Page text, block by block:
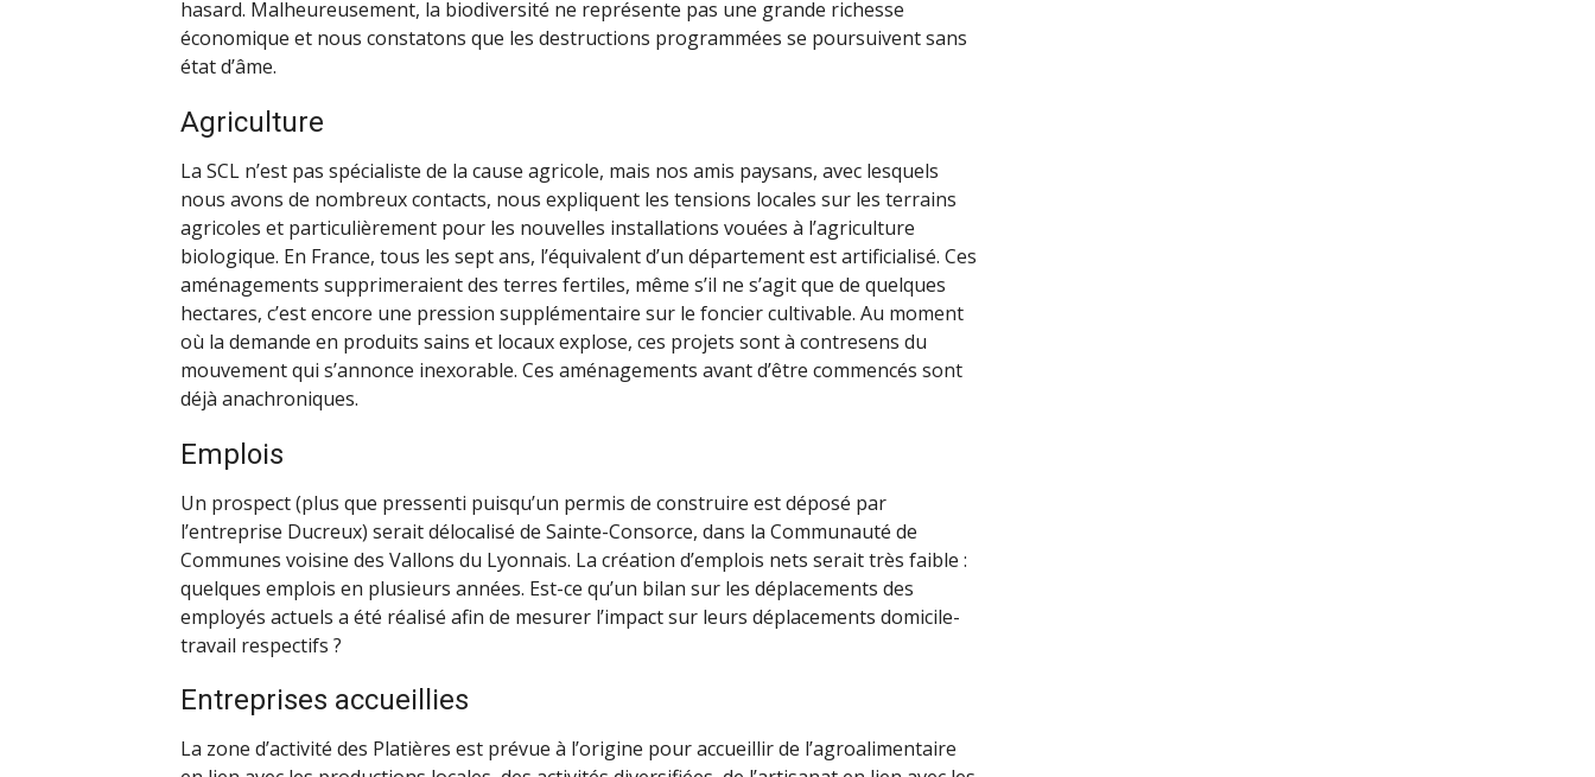
hasard. Malheureusement, la biodiversité ne représente pas une grande richesse
économique et nous constatons que les destructions programmées se poursuivent sans
état d’âme.
Agriculture
La SCL n’est pas spécialiste de la cause agricole, mais nos amis paysans, avec lesquels
nous avons de nombreux contacts, nous expliquent les tensions locales sur les terrains
agricoles et particulièrement pour les nouvelles installations vouées à l’agriculture
biologique. En France, tous les sept ans, l’équivalent d’un département est artificialisé. Ces
aménagements supprimeraient des terres fertiles, même s’il ne s’agit que de quelques
hectares, c’est encore une pression supplémentaire sur le foncier cultivable. Au moment
où la demande en produits sains et locaux explose, ces projets sont à contresens du
mouvement qui s’annonce inexorable. Ces aménagements avant d’être commencés sont
déjà anachroniques.
Emplois
Un prospect (plus que pressenti puisqu’un permis de construire est déposé par
l’entreprise Ducreux) serait délocalisé de Sainte-Consorce, dans la Communauté de
Communes voisine des Vallons du Lyonnais. La création d’emplois nets serait très faible :
quelques emplois en plusieurs années. Est-ce qu’un bilan sur les déplacements des
employés actuels a été réalisé afin de mesurer l’impact sur leurs déplacements domicile-
travail respectifs ?
Entreprises accueillies
La zone d’activité des Platières est prévue à l’origine pour accueillir de l’agroalimentaire